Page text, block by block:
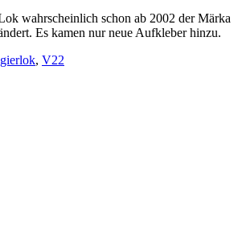
wahrscheinlich schon ab 2002 der Märka
Es kamen nur neue Aufkleber hinzu.
, V22